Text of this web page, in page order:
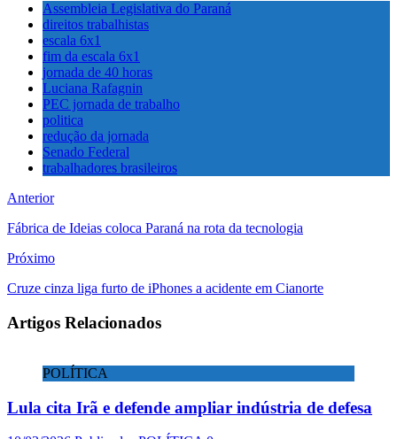
Assembleia Legislativa do Paraná
direitos trabalhistas
escala 6x1
fim da escala 6x1
jornada de 40 horas
Luciana Rafagnin
PEC jornada de trabalho
politica
redução da jornada
Senado Federal
trabalhadores brasileiros
Anterior
Fábrica de Ideias coloca Paraná na rota da tecnologia
Próximo
Cruze cinza liga furto de iPhones a acidente em Cianorte
Artigos Relacionados
POLÍTICA
Lula cita Irã e defende ampliar indústria de defesa